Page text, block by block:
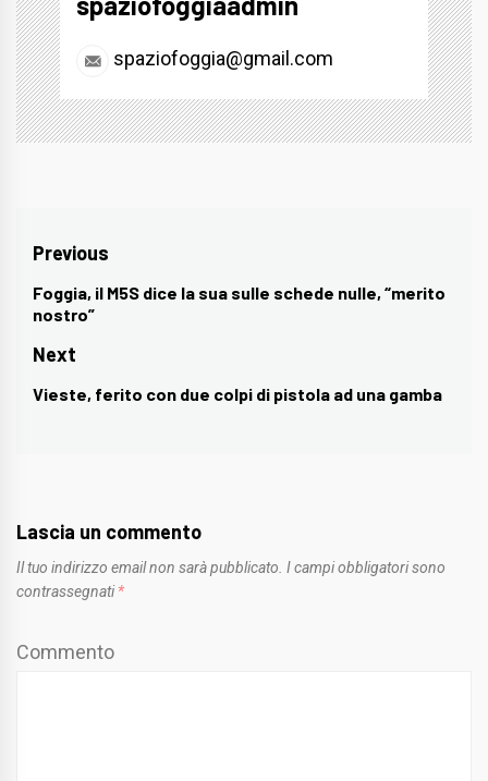
spaziofoggia@gmail.com
Navigazione
articoli
Previous
Previous
post:
Foggia, il M5S dice la sua sulle schede nulle, “merito
nostro”
Next
Next
Vieste, ferito con due colpi di pistola ad una gamba
Lascia un commento
Il tuo indirizzo email non sarà pubblicato. I campi obbligatori sono
contrassegnati *
Commento